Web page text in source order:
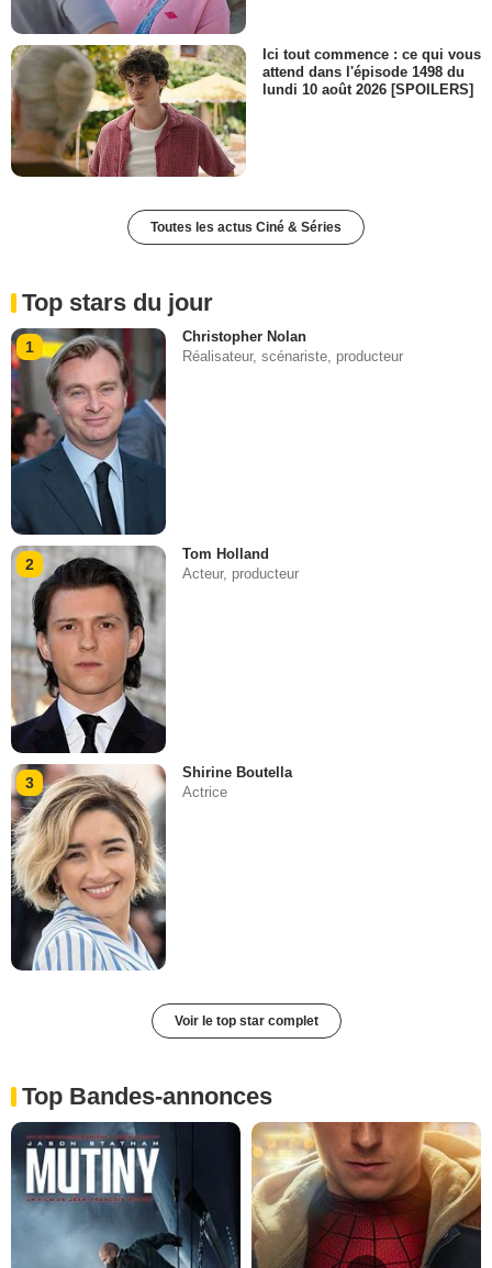
Ici tout commence : ce qui vous
attend dans l'épisode 1498 du
lundi 10 août 2026 [SPOILERS]
Toutes les actus Ciné & Séries
Top stars du jour
1
Christopher Nolan
Réalisateur, scénariste, producteur
2
Tom Holland
Acteur, producteur
3
Shirine Boutella
Actrice
Voir le top star complet
Top Bandes-annonces